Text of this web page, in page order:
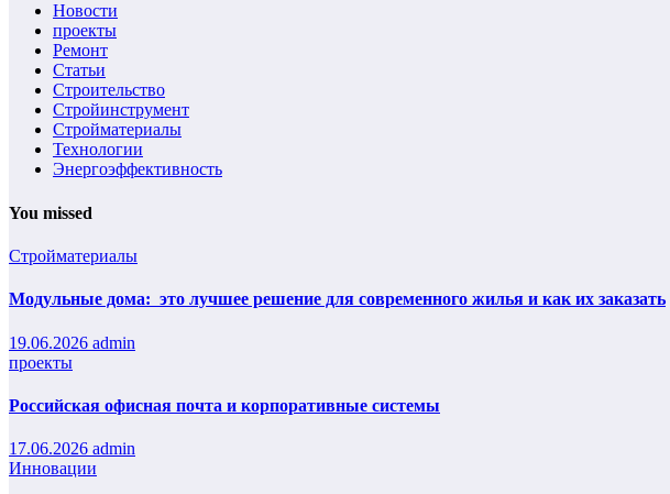
Новости
проекты
Ремонт
Статьи
Строительство
Стройинструмент
Стройматериалы
Технологии
Энергоэффективность
You missed
Стройматериалы
Модульные дома: это лучшее решение для современного жилья и как их заказать
19.06.2026 admin
проекты
Российская офисная почта и корпоративные системы
17.06.2026 admin
Инновации